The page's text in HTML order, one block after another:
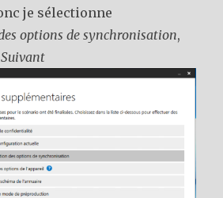
je sélectionne
options de synchronisation,
Suivant